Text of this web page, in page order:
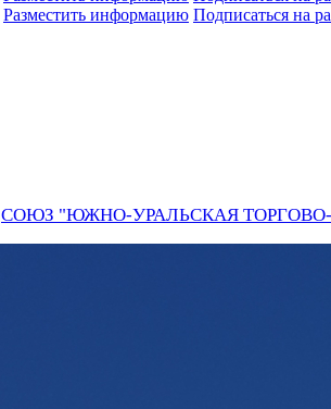
Разместить информацию Подписаться на
СОЮЗ "ЮЖНО-УРАЛЬСКАЯ